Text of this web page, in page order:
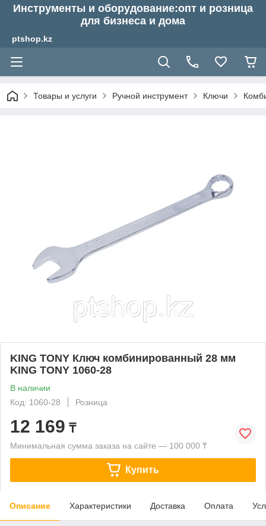
Инструменты и оборудование:опт и розница
для бизнеса и дома
ptshop.kz
Товары и услуги Ручной инструмент Ключи
KING TONY Ключ комбинированный 28 мм
KING TONY 1060-28
В наличии
Код: 1060-28
Розница
12 169 ₸
Минимальная сумма заказа на сайте — 100 000 ₸
Купить
Описание Характеристики Доставка Оплата